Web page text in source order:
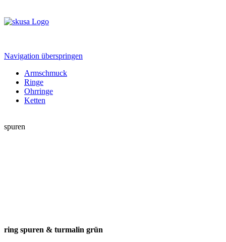
Navigation überspringen
Armschmuck
Ringe
Ohrringe
Ketten
spuren
ring spuren & turmalin grün